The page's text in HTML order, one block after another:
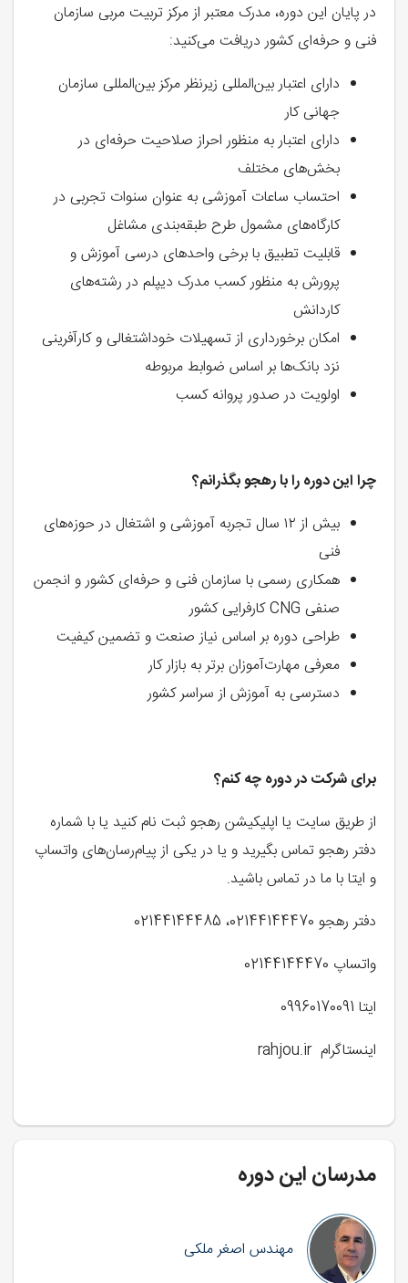
در پایان این دوره، مدرک معتبر از مرکز تربیت مربی سازمان
فنی و حرفه‌ای کشور دریافت می‌کنید:
دارای اعتبار بین‌المللی زیرنظر مرکز بین‌المللی سازمان
جهانی کار
دارای اعتبار به منظور احراز صلاحیت حرفه‌ای در
بخش‌های مختلف
احتساب ساعات آموزشی به عنوان سنوات تجربی در
کارگاه‌های مشمول طرح طبقه‌بندی مشاغل
قابلیت تطبیق با برخی واحدهای درسی آموزش و
پرورش به منظور کسب مدرک دیپلم در رشته‌های
کاردانش
امکان برخورداری از تسهیلات خوداشتغالی و کارآفرینی
نزد بانک‌ها بر اساس ضوابط مربوطه
اولویت در صدور پروانه کسب
چرا این دوره را با رهجو بگذرانم؟
بیش از ۱۲ سال تجربه آموزشی و اشتغال در حوزه‌های
فنی
همکاری رسمی با سازمان فنی و حرفه‌ای کشور و انجمن
صنفی CNG کارفرایی کشور
طراحی دوره بر اساس نیاز صنعت و تضمین کیفیت
معرفی مهارت‌آموزان برتر به بازار کار
دسترسی به آموزش از سراسر کشور
برای شرکت در دوره چه کنم؟
از طریق سایت یا اپلیکیشن رهجو ثبت نام کنید یا با شماره
دفتر رهجو تماس بگیرید و یا در یکی از پیام‌رسان‌‍‌های واتساپ
و ایتا با ما در تماس باشید.
دفتر رهجو 02144144470، 02144144485
واتساپ 02144144470
ایتا 09960170091
اینستاگرام rahjou.ir
مدرسان این دوره
مهندس اصغر ملکی